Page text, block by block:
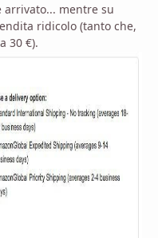
mentre su
ridicolo (tanto che,
30 €).